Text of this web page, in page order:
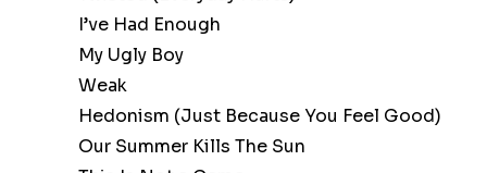
I’ve Had Enough
My Ugly Boy
Weak
Hedonism (Just Because You Feel Good)
Our Summer Kills The Sun